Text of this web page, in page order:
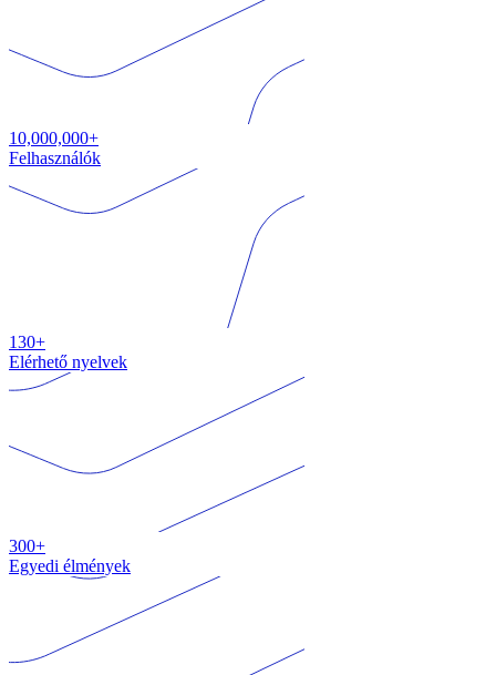
10,000,000+
Felhasználók
130+
Elérhető nyelvek
300+
Egyedi élmények